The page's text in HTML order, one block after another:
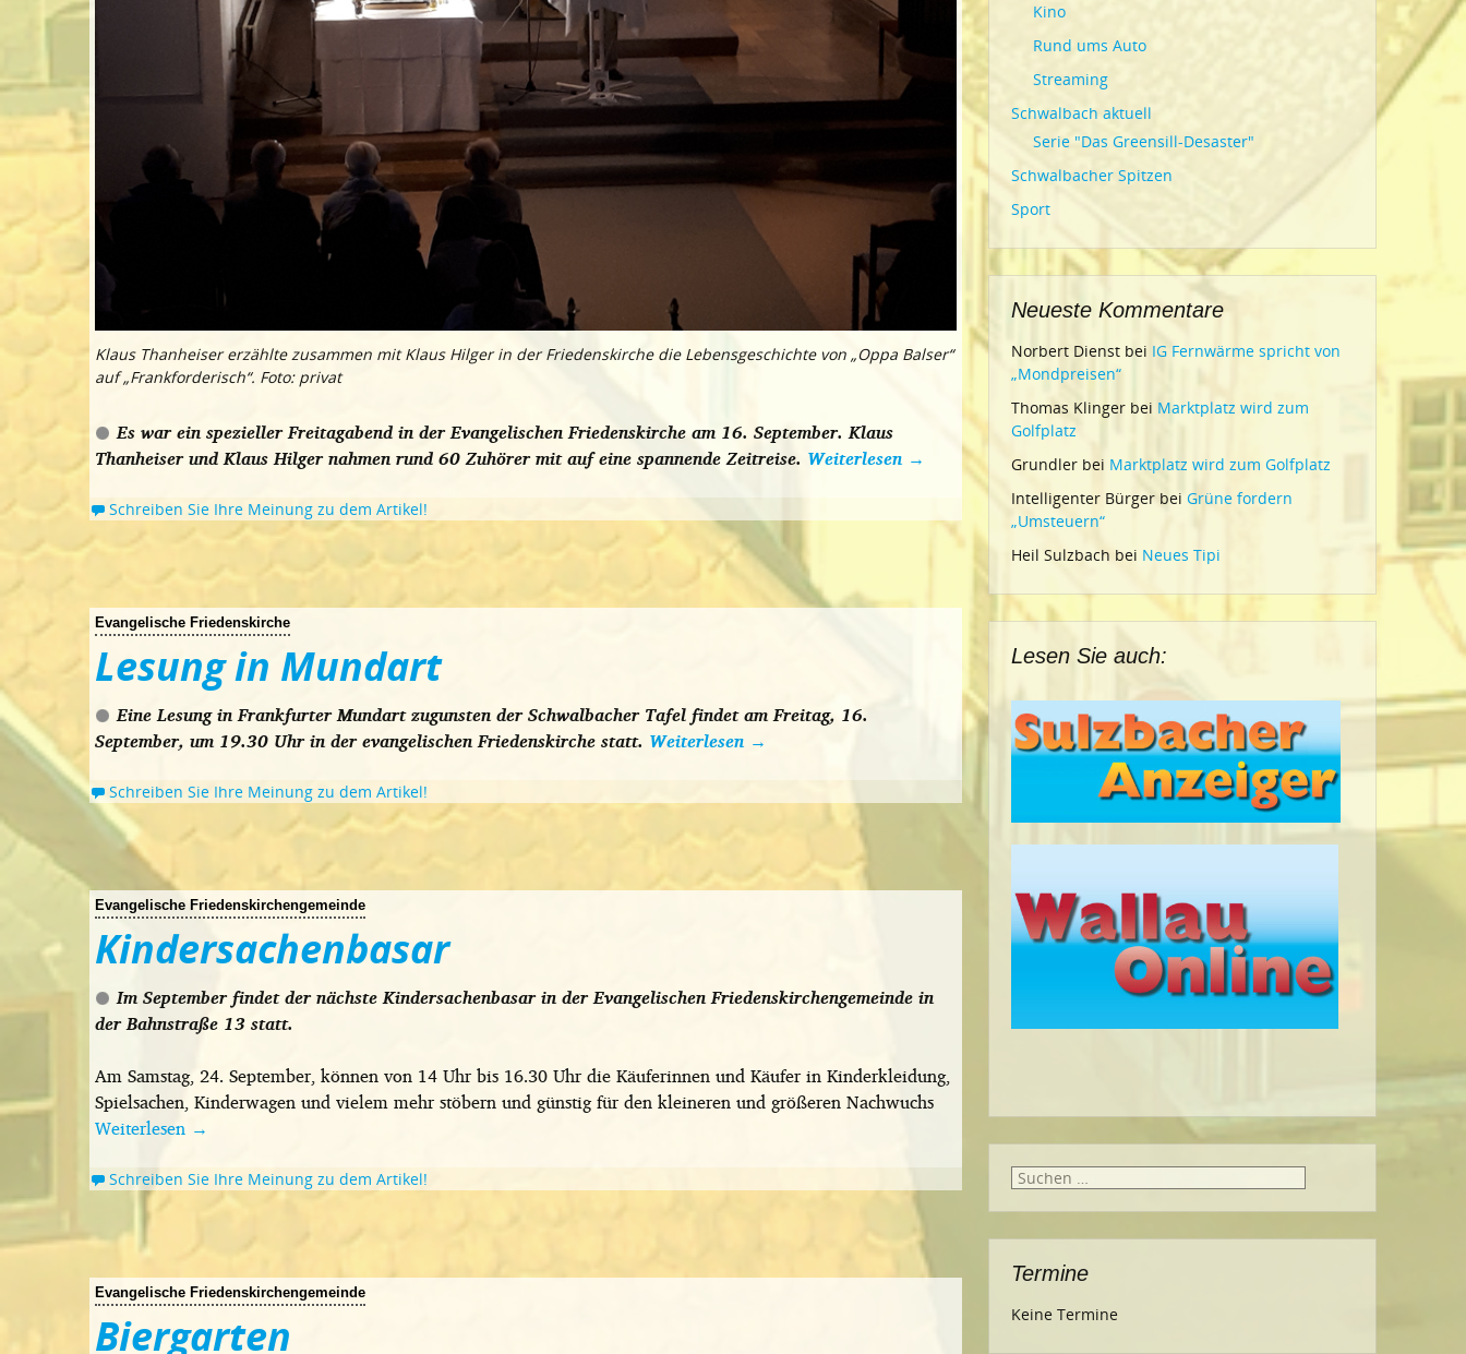
Klaus Thanheiser erzählte zusammen mit Klaus Hilger in der Friedenskirche die Lebensgeschichte von „Oppa Balser“
auf „Frankforderisch“. Foto: privat
Es war ein spezieller Freitagabend in der Evangelischen Friedenskirche am 16. September. Klaus
Thanheiser und Klaus Hilger nahmen rund 60 Zuhörer mit auf eine spannende Zeitreise. Weiterlesen →
Schreiben Sie Ihre Meinung zu dem Artikel!
Evangelische Friedenskirche
Lesung in Mundart
Eine Lesung in Frankfurter Mundart zugunsten der Schwalbacher Tafel findet am Freitag, 16.
September, um 19.30 Uhr in der evangelischen Friedenskirche statt. Weiterlesen →
Schreiben Sie Ihre Meinung zu dem Artikel!
Evangelische Friedenskirchengemeinde
Kindersachenbasar
Im September findet der nächste Kindersachenbasar in der Evangelischen Friedenskirchengemeinde in
der Bahnstraße 13 statt.
Am Samstag, 24. September, können von 14 Uhr bis 16.30 Uhr die Käuferinnen und Käufer in Kinderkleidung,
Spielsachen, Kinderwagen und vielem mehr stöbern und günstig für den kleineren und größeren Nachwuchs
Weiterlesen →
Schreiben Sie Ihre Meinung zu dem Artikel!
Evangelische Friedenskirchengemeinde
Biergarten
Kino
Rund ums Auto
Streaming
Schwalbach aktuell
Serie "Das Greensill-Desaster"
Schwalbacher Spitzen
Sport
Neueste Kommentare
Norbert Dienst bei IG Fernwärme spricht von
„Mondpreisen“
Thomas Klinger bei Marktplatz wird zum
Golfplatz
Grundler bei Marktplatz wird zum Golfplatz
Intelligenter Bürger bei Grüne fordern
„Umsteuern“
Heil Sulzbach bei Neues Tipi
Lesen Sie auch:
Suche
Termine
Keine Termine